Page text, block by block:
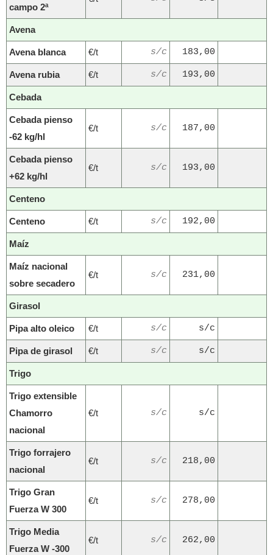
campo 2ª
Avena
Avena blanca €/t s/c 183,00
Avena rubia €/t s/c 193,00
Cebada
Cebada pienso
-62 kg/hl
€/t s/c 187,00
Cebada pienso
+62 kg/hl
€/t s/c 193,00
Centeno
Centeno €/t s/c 192,00
Maíz
Maíz nacional
sobre secadero
€/t s/c 231,00
Girasol
Pipa alto oleico €/t s/c s/c
Pipa de girasol €/t s/c s/c
Trigo
Trigo extensible
Chamorro
nacional
€/t s/c s/c
Trigo forrajero
nacional
€/t s/c 218,00
Trigo Gran
Fuerza W 300
€/t s/c 278,00
Trigo Media
Fuerza W -300
€/t s/c 262,00